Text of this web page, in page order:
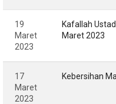
19
Maret
2023
Kafallah
Maret 2023
17
Maret
2023
Kebersihan